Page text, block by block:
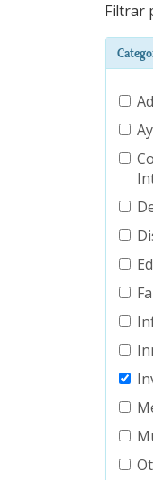
Filtrar